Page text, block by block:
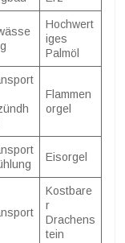
Hochwert
iges
Palmöl
Flammen
orgel
Eisorgel
Kostbare
r
Drachens
tein